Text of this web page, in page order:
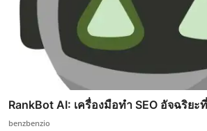
RankBot AI: เครื่องมือทำ SEO อัจฉริย
benzbenzio